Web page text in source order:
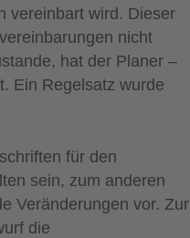
vereinbart wird. Dieser
nicht
hat der Planer –
Ein Regelsatz wurde
für den
sein, zum anderen
Veränderungen vor. Zur
die